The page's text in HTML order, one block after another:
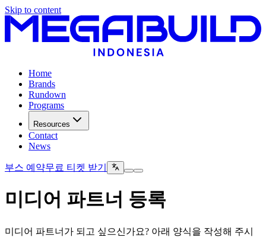
Skip to content
Home
Brands
Rundown
Programs
Resources
Contact
News
부스 예약무료 티켓 받기
미디어 파트너 등록
미디어 파트너가 되고 싶으신가요? 아래 양식을 작성해 주시